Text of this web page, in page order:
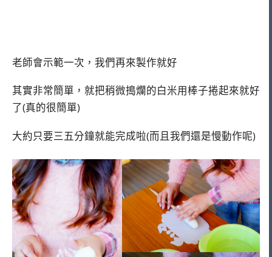
老師會示範一次，我們再來製作就好
其實非常簡單，就把稍微搗爛的白米用棒子捲起來就好
了(真的很簡單)
大約只要三五分鐘就能完成啦(而且我們還是慢動作呢)